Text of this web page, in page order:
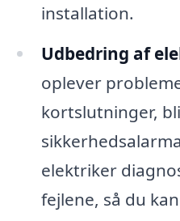
installation.
Udbedring af
oplever
kortslutninger,
elektriker
fejlene, så du